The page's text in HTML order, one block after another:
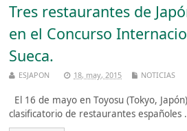
Tres restaurantes de
en el Concurso
Sueca.
ESJAPON 18, may, 2015 NOTICIAS
El 16 de mayo en Toyosu (Tokyo,
clasificatorio de restaurantes españoles